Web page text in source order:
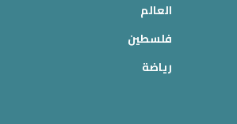
العالم
فلسطين
رياضة